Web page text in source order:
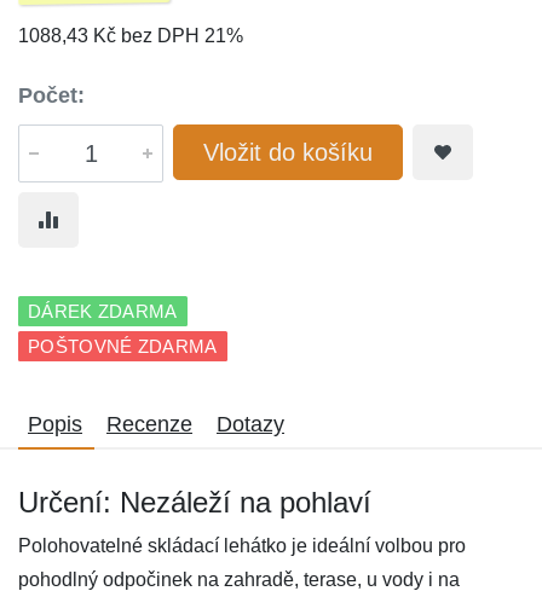
1088,43 Kč bez DPH 21%
Počet:
Vložit do košíku
DÁREK ZDARMA
POŠTOVNÉ ZDARMA
Popis Recenze Dotazy
Určení: Nezáleží na pohlaví
Polohovatelné skládací lehátko je ideální volbou pro
pohodlný odpočinek na zahradě, terase, u vody i na